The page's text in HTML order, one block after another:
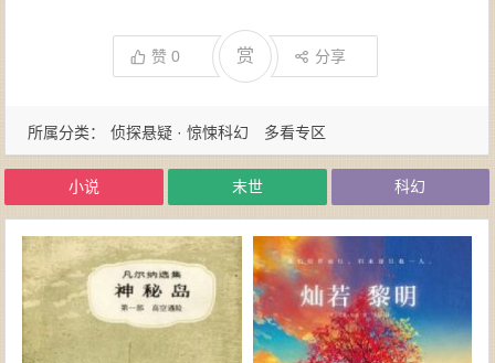
赞0 赏 分享
所属分类： 侦探悬疑 · 惊悚科幻 多看专区
小说 末世 科幻